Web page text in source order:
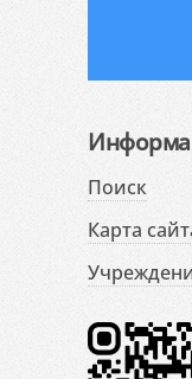
Поиск
Карта